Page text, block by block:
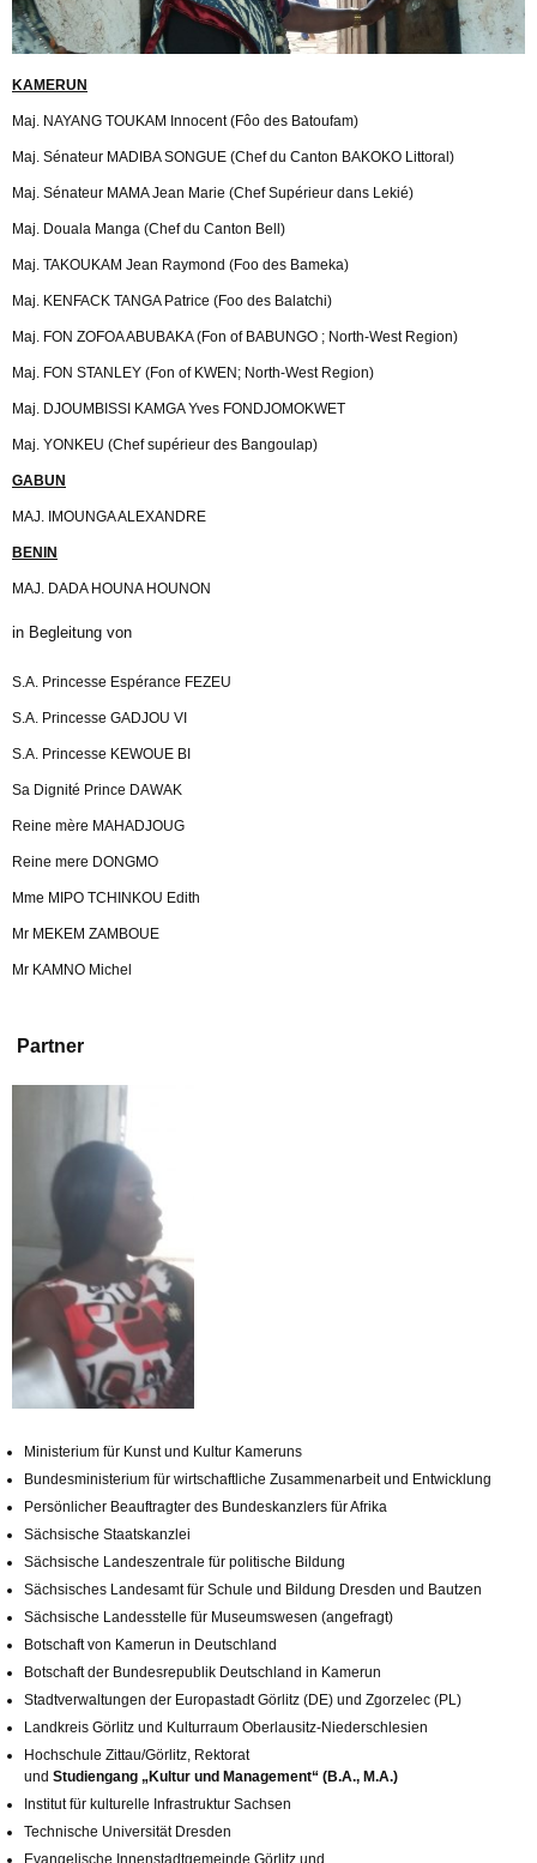
KAMERUN
Maj. NAYANG TOUKAM Innocent (Fôo des Batoufam)
Maj. Sénateur MADIBA SONGUE (Chef du Canton BAKOKO Littoral)
Maj. Sénateur MAMA Jean Marie (Chef Supérieur dans Lekié)
Maj. Douala Manga (Chef du Canton Bell)
Maj. TAKOUKAM Jean Raymond (Foo des Bameka)
Maj. KENFACK TANGA Patrice (Foo des Balatchi)
Maj. FON ZOFOA ABUBAKA (Fon of BABUNGO ; North-West Region)
Maj. FON STANLEY (Fon of KWEN; North-West Region)
Maj. DJOUMBISSI KAMGA Yves FONDJOMOKWET
Maj. YONKEU (Chef supérieur des Bangoulap)
GABUN
MAJ. IMOUNGA ALEXANDRE
BENIN
MAJ. DADA HOUNA HOUNON
in Begleitung von
S.A. Princesse Espérance FEZEU
S.A. Princesse GADJOU VI
S.A. Princesse KEWOUE BI
Sa Dignité Prince DAWAK
Reine mère MAHADJOUG
Reine mere DONGMO
Mme MIPO TCHINKOU Edith
Mr MEKEM ZAMBOUE
Mr KAMNO Michel
Partner
Ministerium für Kunst und Kultur Kameruns
Bundesministerium für wirtschaftliche Zusammenarbeit und Entwicklung
Persönlicher Beauftragter des Bundeskanzlers für Afrika
Sächsische Staatskanzlei
Sächsische Landeszentrale für politische Bildung
Sächsisches Landesamt für Schule und Bildung Dresden und Bautzen
Sächsische Landesstelle für Museumswesen (angefragt)
Botschaft von Kamerun in Deutschland
Botschaft der Bundesrepublik Deutschland in Kamerun
Stadtverwaltungen der Europastadt Görlitz (DE) und Zgorzelec (PL)
Landkreis Görlitz und Kulturraum Oberlausitz-Niederschlesien
Hochschule Zittau/Görlitz, Rektorat
und Studiengang „Kultur und Management“ (B.A., M.A.)
Institut für kulturelle Infrastruktur Sachsen
Technische Universität Dresden
Evangelische Innenstadtgemeinde Görlitz und